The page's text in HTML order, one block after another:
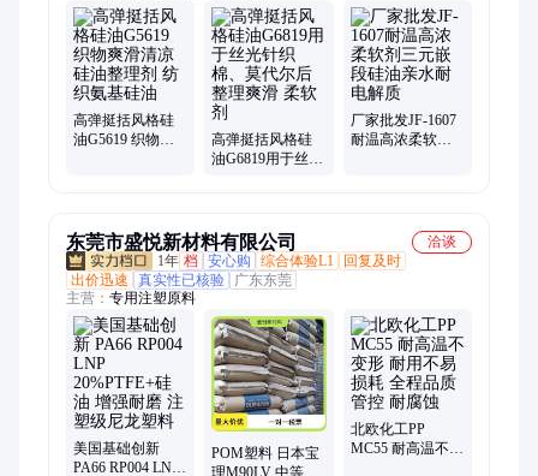
高弹挺括风格硅
油G5619 织物爽
高弹挺括风格硅
油G6819用于丝光
厂家批发JF-1607
耐温高浓柔软剂
东莞市盛悦新材料有限公司
洽谈
1年 档 安心购 综合体验L1
回复及时
出价迅速
真实性已核验
广东东莞
主营： 专用注塑原料
美国基础创新
PA66 RP004 LNP
POM塑料 日本宝
理M90LV 中等粘
北欧化工PP
MC55 耐高温不变